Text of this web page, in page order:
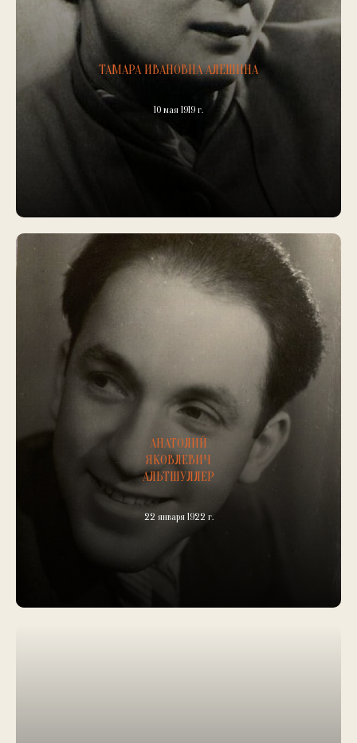
ТАМАРА ИВАНОВНА АЛЕШИНА
10 мая 1919 г.
АНАТОЛИЙ
ЯКОВЛЕВИЧ
АЛЬТШУЛЛЕР
22 января 1922 г.